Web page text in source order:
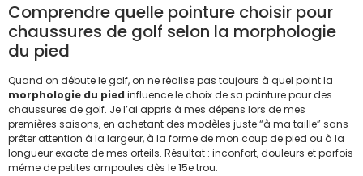
Comprendre quelle pointure choisir pour
chaussures de golf selon la morphologie
du pied
Quand on débute le golf, on ne réalise pas toujours à quel point la
morphologie du pied influence le choix de sa pointure pour des
chaussures de golf. Je l’ai appris à mes dépens lors de mes
premières saisons, en achetant des modèles juste “à ma taille” sans
prêter attention à la largeur, à la forme de mon coup de pied ou à la
longueur exacte de mes orteils. Résultat : inconfort, douleurs et parfois
même de petites ampoules dès le 15e trou.